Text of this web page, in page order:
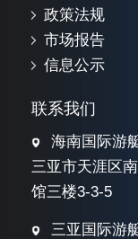
政策法规
市场报告
信息公示
联系我们
海南国际游
三亚市天涯区
馆三楼3-3-5
三亚国际游